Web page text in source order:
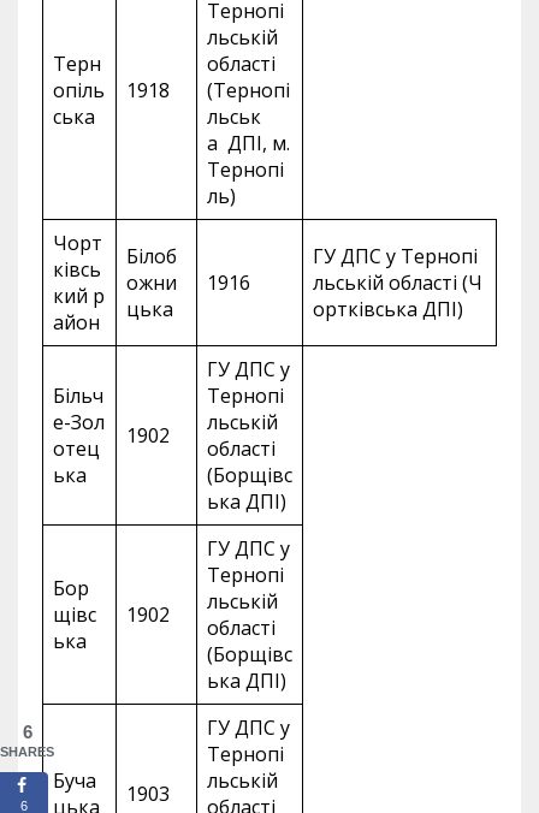
Терн
опіль
ська
1918
Тернопі
льській
області
(Тернопі
льськ
а ДПІ, м.
Тернопі
ль)
Чорт
ківсь
кий р
айон
Білоб
ожни
цька
1916
ГУ ДПС у Тернопі
льській області (Ч
ортківська ДПІ)
Більч
е-Зол
отец
ька
1902
ГУ ДПС у
Тернопі
льській
області
(Борщівс
ька ДПІ)
Бор
щівс
ька
1902
ГУ ДПС у
Тернопі
льській
області
(Борщівс
ька ДПІ)
Буча
цька
1903
ГУ ДПС у
Тернопі
льській
області
6
SHARES
6